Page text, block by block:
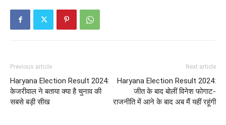
Previous article
Haryana Election Result 2024:
केजरीवाल ने बताया क्या है चुनाव की
सबसे बड़ी सीख
Next article
Haryana Election Result 2024:
जीत के बाद बोलीं विनेश फोगाट-
राजनीति में आने के बाद अब मैं यहीं रहूंगी